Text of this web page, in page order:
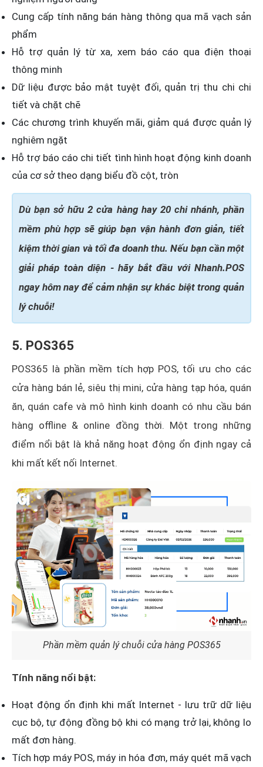
Cung cấp tính năng bán hàng thông qua mã vạch sản
phẩm
Hỗ trợ quản lý từ xa, xem báo cáo qua điện thoại
thông minh
Dữ liệu được bảo mật tuyệt đối, quản trị thu chi chi
tiết và chặt chẽ
Các chương trình khuyến mãi, giảm quá được quản lý
nghiêm ngặt
Hỗ trợ báo cáo chi tiết tình hình hoạt động kinh doanh
của cơ sở theo dạng biểu đồ cột, tròn
Dù bạn sở hữu 2 cửa hàng hay 20 chi nhánh, phần
mềm phù hợp sẽ giúp bạn vận hành đơn giản, tiết
kiệm thời gian và tối đa doanh thu. Nếu bạn cần một
giải pháp toàn diện - hãy bắt đầu với Nhanh.POS
ngay hôm nay để cảm nhận sự khác biệt trong quản
lý chuỗi!
5. POS365
POS365 là phần mềm tích hợp POS, tối ưu cho các
cửa hàng bán lẻ, siêu thị mini, cửa hàng tạp hóa, quán
ăn, quán cafe và mô hình kinh doanh có nhu cầu bán
hàng offline & online đồng thời. Một trong những
điểm nổi bật là khả năng hoạt động ổn định ngay cả
khi mất kết nối Internet.
Phần mềm quản lý chuỗi cửa hàng POS365
Tính năng nổi bật:
Hoạt động ổn định khi mất Internet - lưu trữ dữ liệu
cục bộ, tự động đồng bộ khi có mạng trở lại, không lo
mất đơn hàng.
Tích hợp máy POS, máy in hóa đơn, máy quét mã vạch